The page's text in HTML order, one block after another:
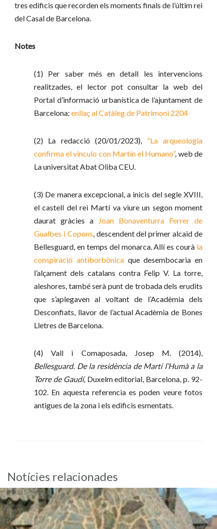
tres edificis que recorden els moments finals de l’últim rei
del Casal de Barcelona.
Notes
(1) Per saber més en detall les intervencions
realitzades, el lector pot consultar la web del
Portal d’informació urbanística de l’ajuntament de
Barcelona: enllaç al Catàleg de Patrimoni 2204
(2) La redacció (20/01/2023), “La arqueología
confirma el vinculo con Martín el Humano”, web de
La universitat Abat Oliba CEU.
(3) De manera excepcional, a inicis del segle XVIII,
el castell del rei Martí va viure un segon moment
daurat gràcies a
Joan Bonaventurra Ferrer de
Gualbes i Copons, descendent del primer alcaid de
Bellesguard, en temps del monarca. Allí es courà la
conspiració antiborbònicaque desembocaria en
l’alçament dels catalans contra Felip V. La torre,
aleshores, també serà punt de trobada dels erudits
que s’aplegaven al voltant de l’Acadèmia dels
Desconfiats, llavor de l’actual Acadèmia de Bones
Lletres de Barcelona.
(4) Vall i Comaposada, Josep M. (2014),
Bellesguard. De la residència de Martí l’Humà a la
Torre de Gaudí,Duxelm editorial, Barcelona, p. 92-
102. En aquesta referencia es poden veure fotos
antigues de la zona i els edificis esmentats.
Notícies relacionades